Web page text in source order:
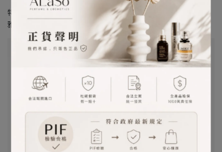
特潤超導全方位修護露
雅詩蘭黛精華首選小棕瓶全新升級，獨家專利掌握年輕關鍵！